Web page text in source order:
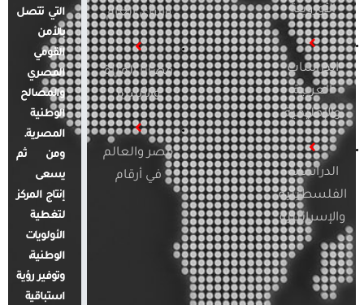
الأوروبية
الدراسات
العربية
والإقليمية
الدراسات
الفلسطينية
والإسرائيلية
والرأي العام
قضايا المرأة
والأسرة
مصر والعالم
في أرقام
التي تتصل
بالأمن
القومي
المصري
والمصالح
الوطنية
المصرية.
ومن ثم
يسعى
إنتاج المركز
لتغطية
الأولويات
الوطنية،
وتوفير رؤية
استباقية